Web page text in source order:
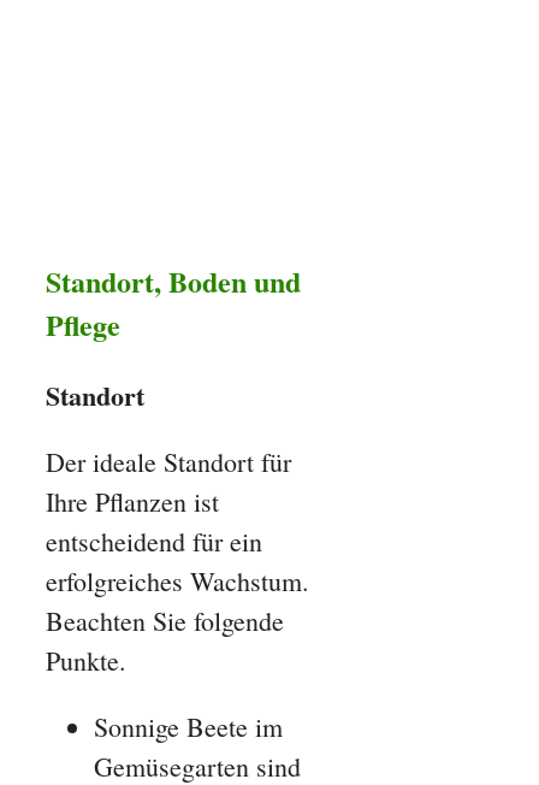
Standort, Boden und
Pflege
Standort
Der ideale Standort für
Ihre Pflanzen ist
entscheidend für ein
erfolgreiches Wachstum.
Beachten Sie folgende
Punkte.
Sonnige Beete im
Gemüsegarten sind